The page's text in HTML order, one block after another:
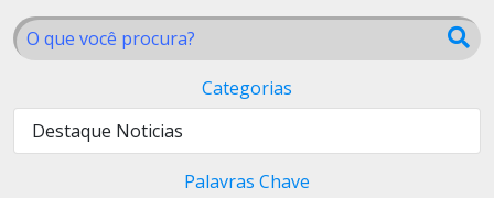
Categorias
Destaque Noticias
Palavras Chave